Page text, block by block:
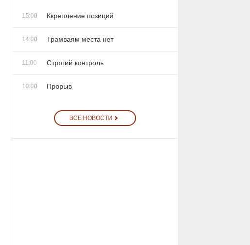
15:00 Ккрепление позиций
14:00 Трамваям места нет
11:00 Строгий контроль
10:00 Прорыв
ВСЕ НОВОСТИ